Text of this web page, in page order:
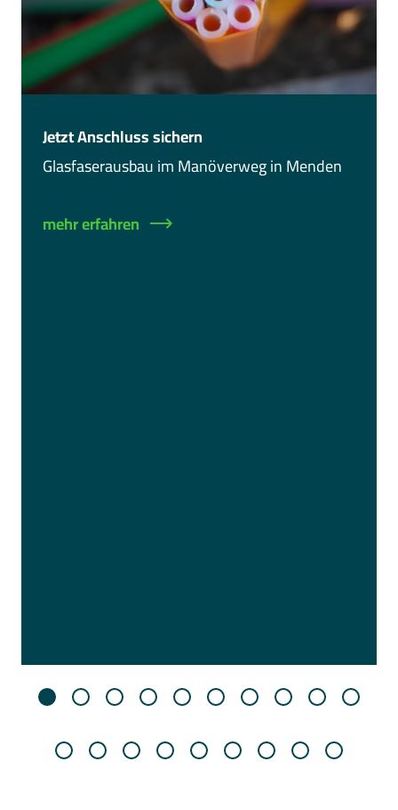
Jetzt Anschluss sichern
Glasfaserausbau im Manöverweg in Menden
mehr erfahren